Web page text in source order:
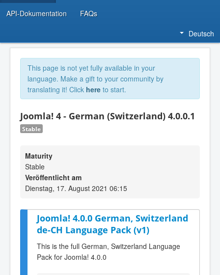
API-Dokumentation FAQs
Deutsch
This page is not yet fully available in your
language. Make a gift to your community by
translating it! Click here to start.
Joomla! 4 - German (Switzerland) 4.0.0.1
Stable
Maturity
Stable
Veröffentlicht am
Dienstag, 17. August 2021 06:15
Joomla! 4.0.0 German, Switzerland
de-CH Language Pack (v1)
This is the full German, Switzerland Language
Pack for Joomla! 4.0.0